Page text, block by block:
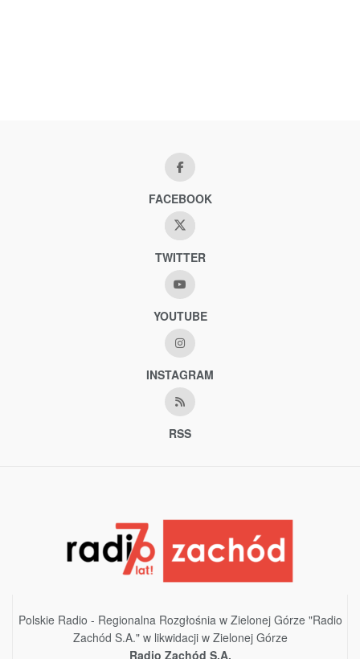
FACEBOOK
TWITTER
YOUTUBE
INSTAGRAM
RSS
Polskie Radio - Regionalna Rozgłośnia w Zielonej Górze "Radio
Zachód S.A." w likwidacji w Zielonej Górze
Radio Zachód S.A.